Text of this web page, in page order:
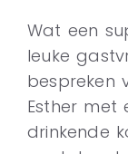
Wat een
leuke
bespreken
Esther met
drinkende